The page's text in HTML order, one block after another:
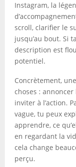
Instagram, la
scroll, clarifier le
jusqu’au bout. Si
description est
potentiel.
Concrètement,
choses :
inviter à l’action.
vague, tu peux
apprendre, ce
en regardant la
cela change
perçu.